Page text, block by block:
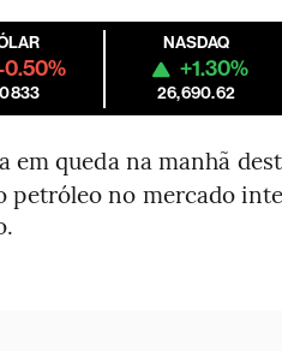
0.50%
NASDAQ
+1.30%
26,690.62
em queda na manhã
petróleo no mercado